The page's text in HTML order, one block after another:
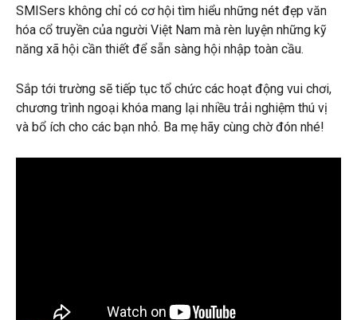
SMISers không chỉ có cơ hội tìm hiểu những nét đẹp văn
hóa cổ truyền của người Việt Nam mà rèn luyện những kỹ
năng xã hội cần thiết để sẵn sàng hội nhập toàn cầu.
Sắp tới trường sẽ tiếp tục tổ chức các hoạt động vui chơi,
chương trình ngoại khóa mang lại nhiều trải nghiệm thú vị
và bổ ích cho các bạn nhỏ. Ba mẹ hãy cùng chờ đón nhé!